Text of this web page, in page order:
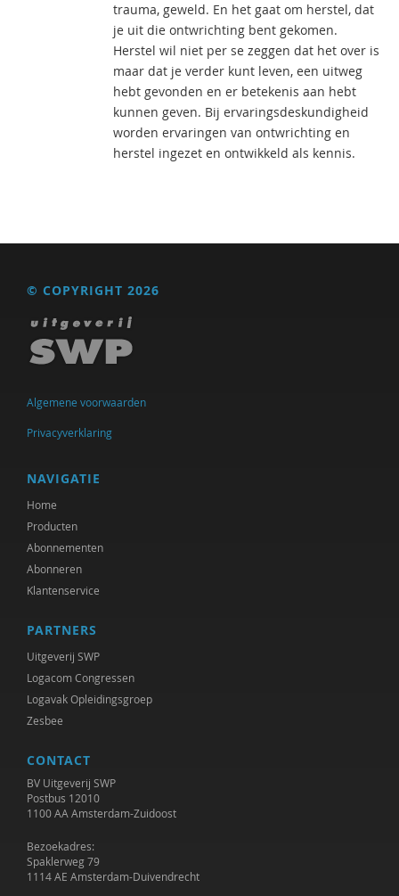
trauma, geweld. En het gaat om herstel, dat
je uit die ontwrichting bent gekomen.
Herstel wil niet per se zeggen dat het over is
maar dat je verder kunt leven, een uitweg
hebt gevonden en er betekenis aan hebt
kunnen geven. Bij ervaringsdeskundigheid
worden ervaringen van ontwrichting en
herstel ingezet en ontwikkeld als kennis.
© COPYRIGHT 2026
Algemene voorwaarden
Privacyverklaring
NAVIGATIE
Home
Producten
Abonnementen
Abonneren
Klantenservice
PARTNERS
Uitgeverij SWP
Logacom Congressen
Logavak Opleidingsgroep
Zesbee
CONTACT
BV Uitgeverij SWP
Postbus 12010
1100 AA Amsterdam-Zuidoost
Bezoekadres:
Spaklerweg 79
1114 AE Amsterdam-Duivendrecht